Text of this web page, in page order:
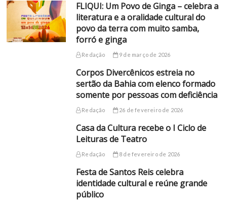
FLIQUI: Um Povo de Ginga – celebra a
literatura e a oralidade cultural do
povo da terra com muito samba,
forró e ginga
Redação 9 de março de 2026
Corpos Divercênicos estreia no
sertão da Bahia com elenco formado
somente por pessoas com deficiência
Redação 26 de fevereiro de 2026
Casa da Cultura recebe o I Ciclo de
Leituras de Teatro
Redação 8 de fevereiro de 2026
Festa de Santos Reis celebra
identidade cultural e reúne grande
público